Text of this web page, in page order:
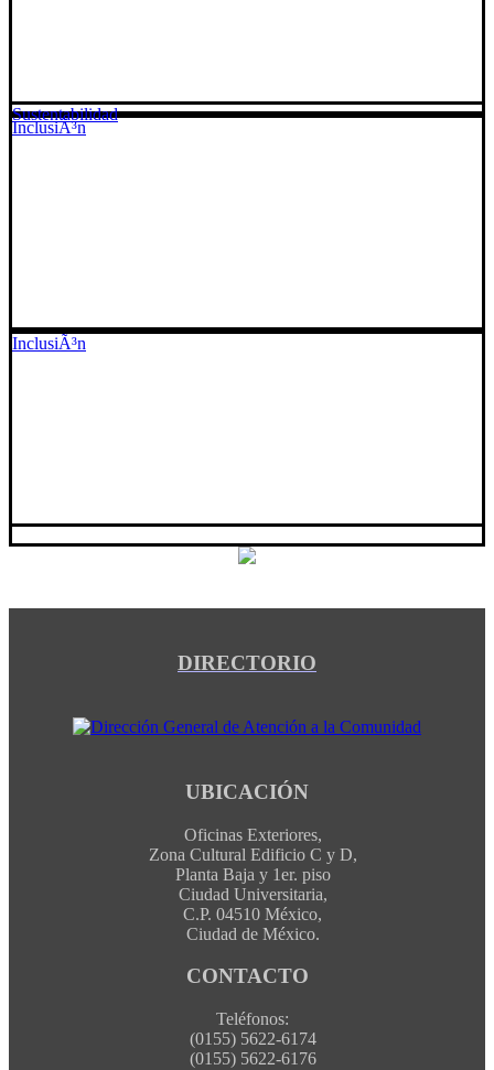
InclusiÃ³n
InclusiÃ³n
Sustentabilidad
DIRECTORIO
UBICACIÓN
Oficinas Exteriores,
Zona Cultural Edificio C y D,
Planta Baja y 1er. piso
Ciudad Universitaria,
C.P. 04510 México,
Ciudad de México.
CONTACTO
Teléfonos:
(0155) 5622-6174
(0155) 5622-6176